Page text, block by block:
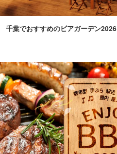
千葉でおすすめのビアガーデン2026